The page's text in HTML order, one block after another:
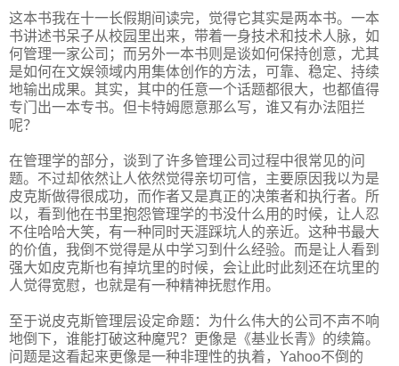
这本书我在十一长假期间读完，觉得它其实是两本书。一本
书讲述书呆子从校园里出来，带着一身技术和技术人脉，如
何管理一家公司；而另外一本书则是谈如何保持创意，尤其
是如何在文娱领域内用集体创作的方法，可靠、稳定、持续
地输出成果。其实，其中的任意一个话题都很大，也都值得
专门出一本专书。但卡特姆愿意那么写，谁又有办法阻拦
呢？
在管理学的部分，谈到了许多管理公司过程中很常见的问
题。不过却依然让人依然觉得亲切可信，主要原因我以为是
皮克斯做得很成功，而作者又是真正的决策者和执行者。所
以，看到他在书里抱怨管理学的书没什么用的时候，让人忍
不住哈哈大笑，有一种同时天涯踩坑人的亲近。这种书最大
的价值，我倒不觉得是从中学习到什么经验。而是让人看到
强大如皮克斯也有掉坑里的时候，会让此时此刻还在坑里的
人觉得宽慰，也就是有一种精神抚慰作用。
至于说皮克斯管理层设定命题：为什么伟大的公司不声不响
地倒下，谁能打破这种魔咒？更像是《基业长青》的续篇。
问题是这看起来更像是一种非理性的执着，Yahoo不倒的